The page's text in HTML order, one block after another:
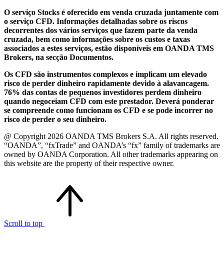
O serviço Stocks é oferecido em venda cruzada juntamente com
o serviço CFD. Informações detalhadas sobre os riscos
decorrentes dos vários serviços que fazem parte da venda
cruzada, bem como informações sobre os custos e taxas
associados a estes serviços, estão disponíveis em OANDA TMS
Brokers, na secção Documentos.
Os CFD são instrumentos complexos e implicam um elevado
risco de perder dinheiro rapidamente devido à alavancagem.
76% das contas de pequenos investidores perdem dinheiro
quando negoceiam CFD com este prestador. Deverá ponderar
se compreende como funcionam os CFD e se pode incorrer no
risco de perder o seu dinheiro.
@ Copyright 2026 OANDA TMS Brokers S.A. All rights reserved.
“OANDA”, “fxTrade” and OANDA’s “fx” family of trademarks are
owned by OANDA Corporation. All other trademarks appearing on
this website are the property of their respective owner.
Scroll to top